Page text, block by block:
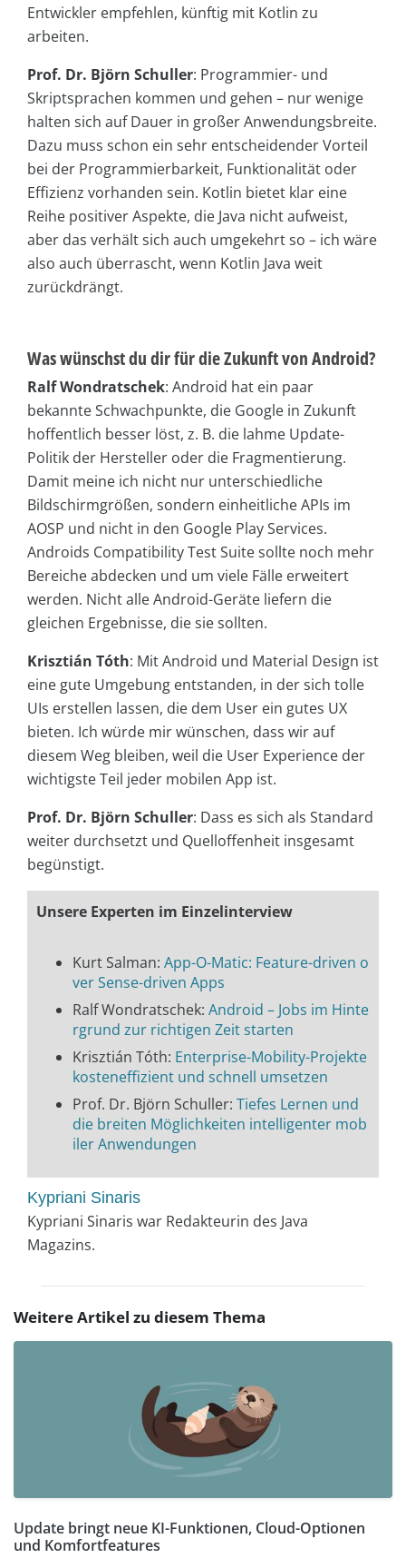
Entwickler empfehlen, künftig mit Kotlin zu
arbeiten.
Prof. Dr. Björn Schuller: Programmier- und
Skriptsprachen kommen und gehen – nur wenige
halten sich auf Dauer in großer Anwendungsbreite.
Dazu muss schon ein sehr entscheidender Vorteil
bei der Programmierbarkeit, Funktionalität oder
Effizienz vorhanden sein. Kotlin bietet klar eine
Reihe positiver Aspekte, die Java nicht aufweist,
aber das verhält sich auch umgekehrt so – ich wäre
also auch überrascht, wenn Kotlin Java weit
zurückdrängt.
Was wünschst du dir für die Zukunft von Android?
Ralf Wondratschek: Android hat ein paar
bekannte Schwachpunkte, die Google in Zukunft
hoffentlich besser löst, z. B. die lahme Update-
Politik der Hersteller oder die Fragmentierung.
Damit meine ich nicht nur unterschiedliche
Bildschirmgrößen, sondern einheitliche APIs im
AOSP und nicht in den Google Play Services.
Androids Compatibility Test Suite sollte noch mehr
Bereiche abdecken und um viele Fälle erweitert
werden. Nicht alle Android-Geräte liefern die
gleichen Ergebnisse, die sie sollten.
Krisztián Tóth: Mit Android und Material Design ist
eine gute Umgebung entstanden, in der sich tolle
UIs erstellen lassen, die dem User ein gutes UX
bieten. Ich würde mir wünschen, dass wir auf
diesem Weg bleiben, weil die User Experience der
wichtigste Teil jeder mobilen App ist.
Prof. Dr. Björn Schuller: Dass es sich als Standard
weiter durchsetzt und Quelloffenheit insgesamt
begünstigt.
Unsere Experten im Einzelinterview
Kurt Salman: App-O-Matic: Feature-driven o
ver Sense-driven Apps
Ralf Wondratschek: Android – Jobs im Hinte
rgrund zur richtigen Zeit starten
Krisztián Tóth: Enterprise-Mobility-Projekte
kosteneffizient und schnell umsetzen
Prof. Dr. Björn Schuller: Tiefes Lernen und
die breiten Möglichkeiten intelligenter mob
iler Anwendungen
Kypriani Sinaris
Kypriani Sinaris war Redakteurin des Java
Magazins.
Weitere Artikel zu diesem Thema
Update bringt neue KI-Funktionen, Cloud-Optionen
und Komfortfeatures